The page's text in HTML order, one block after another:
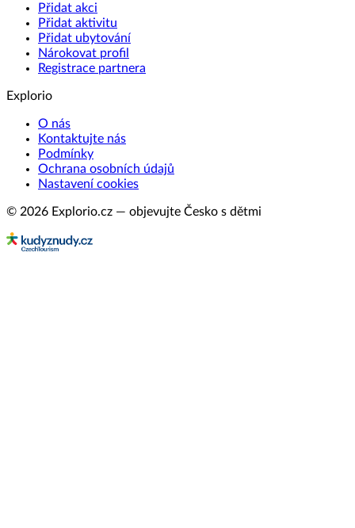
Přidat akci
Přidat aktivitu
Přidat ubytování
Nárokovat profil
Registrace partnera
Explorio
O nás
Kontaktujte nás
Podmínky
Ochrana osobních údajů
Nastavení cookies
© 2026 Explorio.cz — objevujte Česko s dětmi